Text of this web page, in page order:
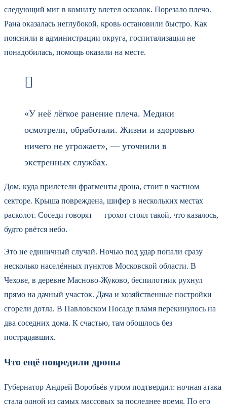
следующий миг в комнату влетел осколок. Порезало плечо.
Рана оказалась неглубокой, кровь остановили быстро. Как
пояснили в администрации округа, госпитализация не
понадобилась, помощь оказали на месте.
«У неё лёгкое ранение плеча. Медики
осмотрели, обработали. Жизни и здоровью
ничего не угрожает», — уточнили в
экстренных службах.
Дом, куда прилетели фрагменты дрона, стоит в частном
секторе. Крыша повреждена, шифер в нескольких местах
расколот. Соседи говорят — грохот стоял такой, что казалось,
будто рвётся небо.
Это не единичный случай. Ночью под удар попали сразу
несколько населённых пунктов Московской области. В
Чехове, в деревне Масново-Жуково, беспилотник рухнул
прямо на дачный участок. Дача и хозяйственные постройки
сгорели дотла. В Павловском Посаде пламя перекинулось на
два соседних дома. К счастью, там обошлось без
пострадавших.
Что ещё повредили дроны
Губернатор Андрей Воробьёв утром подтвердил: ночная атака
стала одной из самых массовых за последнее время. По его